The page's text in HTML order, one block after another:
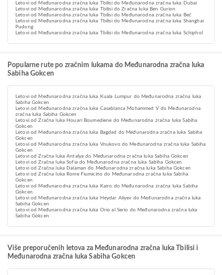
Letovi od Međunarodna zračna luka Tbilisi do Međunarodna zračna luka Dubai
Letovi od Međunarodna zračna luka Tbilisi do Zračna luka Ben Gurion
Letovi od Međunarodna zračna luka Tbilisi do Međunarodna zračna luka Beč
Letovi od Međunarodna zračna luka Tbilisi do Međunarodna zračna luka Shanghai
Pudong
Letovi od Međunarodna zračna luka Tbilisi do Međunarodna zračna luka Schiphol
Popularne rute po zračnim lukama do Međunarodna zračna luka
Sabiha Gokcen
Letovi od Međunarodna zračna luka Kuala Lumpur do Međunarodna zračna luka
Sabiha Gokcen
Letovi od Međunarodna zračna luka Casablanca Mohammed V do Međunarodna
zračna luka Sabiha Gokcen
Letovi od Zračna luka Houari Boumediene do Međunarodna zračna luka Sabiha
Gokcen
Letovi od Međunarodna zračna luka Bagdad do Međunarodna zračna luka Sabiha
Gokcen
Letovi od Međunarodna zračna luka Vnukovo do Međunarodna zračna luka Sabiha
Gokcen
Letovi od Zračna luka Antalya do Međunarodna zračna luka Sabiha Gokcen
Letovi od Zračna luka Sofia do Međunarodna zračna luka Sabiha Gokcen
Letovi od Zračna luka Dalaman do Međunarodna zračna luka Sabiha Gokcen
Letovi od Zračna luka Rome Fiumicino do Međunarodna zračna luka Sabiha
Gokcen
Letovi od Međunarodna zračna luka Kairo do Međunarodna zračna luka Sabiha
Gokcen
Letovi od Međunarodna zračna luka Heydar Aliyev do Međunarodna zračna luka
Sabiha Gokcen
Letovi od Međunarodna zračna luka Orio al Serio do Međunarodna zračna luka
Sabiha Gokcen
Više preporučenih letova za Međunarodna zračna luka Tbilisi i
Međunarodna zračna luka Sabiha Gokcen